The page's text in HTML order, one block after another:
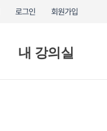
로그인 회원가입
내 강의실